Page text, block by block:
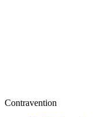
Contravention